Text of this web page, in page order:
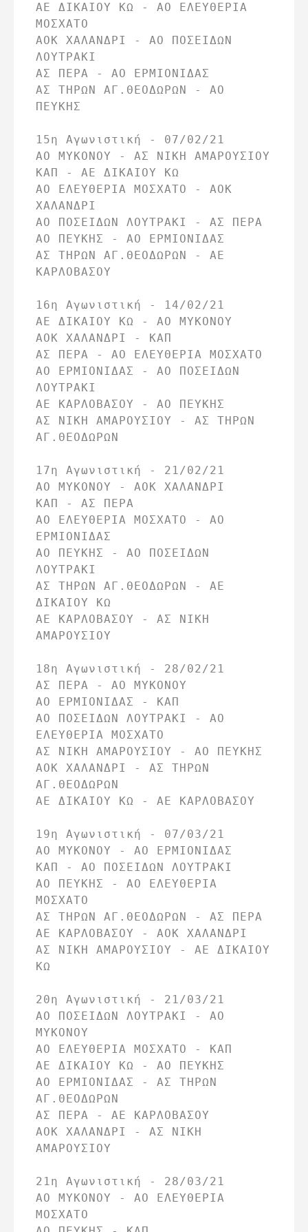
ΑΕ ΔΙΚΑΙΟΥ ΚΩ - ΑΟ ΕΛΕΥΘΕΡΙΑ
ΜΟΣΧΑΤΟ
ΑΟΚ ΧΑΛΑΝΔΡΙ - ΑΟ ΠΟΣΕΙΔΩΝ
ΛΟΥΤΡΑΚΙ
ΑΣ ΠΕΡΑ - ΑΟ ΕΡΜΙΟΝΙΔΑΣ
ΑΣ ΤΗΡΩΝ ΑΓ.ΘΕΟΔΩΡΩΝ - ΑΟ
ΠΕΥΚΗΣ
15η Αγωνιστική - 07/02/21
ΑΟ ΜΥΚΟΝΟΥ - ΑΣ ΝΙΚΗ ΑΜΑΡΟΥΣΙΟΥ
ΚΑΠ - ΑΕ ΔΙΚΑΙΟΥ ΚΩ
ΑΟ ΕΛΕΥΘΕΡΙΑ ΜΟΣΧΑΤΟ - ΑΟΚ
ΧΑΛΑΝΔΡΙ
ΑΟ ΠΟΣΕΙΔΩΝ ΛΟΥΤΡΑΚΙ - ΑΣ ΠΕΡΑ
ΑΟ ΠΕΥΚΗΣ - ΑΟ ΕΡΜΙΟΝΙΔΑΣ
ΑΣ ΤΗΡΩΝ ΑΓ.ΘΕΟΔΩΡΩΝ - ΑΕ
ΚΑΡΛΟΒΑΣΟΥ
16η Αγωνιστική - 14/02/21
ΑΕ ΔΙΚΑΙΟΥ ΚΩ - ΑΟ ΜΥΚΟΝΟΥ
ΑΟΚ ΧΑΛΑΝΔΡΙ - ΚΑΠ
ΑΣ ΠΕΡΑ - ΑΟ ΕΛΕΥΘΕΡΙΑ ΜΟΣΧΑΤΟ
ΑΟ ΕΡΜΙΟΝΙΔΑΣ - ΑΟ ΠΟΣΕΙΔΩΝ
ΛΟΥΤΡΑΚΙ
ΑΕ ΚΑΡΛΟΒΑΣΟΥ - ΑΟ ΠΕΥΚΗΣ
ΑΣ ΝΙΚΗ ΑΜΑΡΟΥΣΙΟΥ - ΑΣ ΤΗΡΩΝ
ΑΓ.ΘΕΟΔΩΡΩΝ
17η Αγωνιστική - 21/02/21
ΑΟ ΜΥΚΟΝΟΥ - ΑΟΚ ΧΑΛΑΝΔΡΙ
ΚΑΠ - ΑΣ ΠΕΡΑ
ΑΟ ΕΛΕΥΘΕΡΙΑ ΜΟΣΧΑΤΟ - ΑΟ
ΕΡΜΙΟΝΙΔΑΣ
ΑΟ ΠΕΥΚΗΣ - ΑΟ ΠΟΣΕΙΔΩΝ
ΛΟΥΤΡΑΚΙ
ΑΣ ΤΗΡΩΝ ΑΓ.ΘΕΟΔΩΡΩΝ - ΑΕ
ΔΙΚΑΙΟΥ ΚΩ
ΑΕ ΚΑΡΛΟΒΑΣΟΥ - ΑΣ ΝΙΚΗ
ΑΜΑΡΟΥΣΙΟΥ
18η Αγωνιστική - 28/02/21
ΑΣ ΠΕΡΑ - ΑΟ ΜΥΚΟΝΟΥ
ΑΟ ΕΡΜΙΟΝΙΔΑΣ - ΚΑΠ
ΑΟ ΠΟΣΕΙΔΩΝ ΛΟΥΤΡΑΚΙ - ΑΟ
ΕΛΕΥΘΕΡΙΑ ΜΟΣΧΑΤΟ
ΑΣ ΝΙΚΗ ΑΜΑΡΟΥΣΙΟΥ - ΑΟ ΠΕΥΚΗΣ
ΑΟΚ ΧΑΛΑΝΔΡΙ - ΑΣ ΤΗΡΩΝ
ΑΓ.ΘΕΟΔΩΡΩΝ
ΑΕ ΔΙΚΑΙΟΥ ΚΩ - ΑΕ ΚΑΡΛΟΒΑΣΟΥ
19η Αγωνιστική - 07/03/21
ΑΟ ΜΥΚΟΝΟΥ - ΑΟ ΕΡΜΙΟΝΙΔΑΣ
ΚΑΠ - ΑΟ ΠΟΣΕΙΔΩΝ ΛΟΥΤΡΑΚΙ
ΑΟ ΠΕΥΚΗΣ - ΑΟ ΕΛΕΥΘΕΡΙΑ
ΜΟΣΧΑΤΟ
ΑΣ ΤΗΡΩΝ ΑΓ.ΘΕΟΔΩΡΩΝ - ΑΣ ΠΕΡΑ
ΑΕ ΚΑΡΛΟΒΑΣΟΥ - ΑΟΚ ΧΑΛΑΝΔΡΙ
ΑΣ ΝΙΚΗ ΑΜΑΡΟΥΣΙΟΥ - ΑΕ ΔΙΚΑΙΟΥ
ΚΩ
20η Αγωνιστική - 21/03/21
ΑΟ ΠΟΣΕΙΔΩΝ ΛΟΥΤΡΑΚΙ - ΑΟ
ΜΥΚΟΝΟΥ
ΑΟ ΕΛΕΥΘΕΡΙΑ ΜΟΣΧΑΤΟ - ΚΑΠ
ΑΕ ΔΙΚΑΙΟΥ ΚΩ - ΑΟ ΠΕΥΚΗΣ
ΑΟ ΕΡΜΙΟΝΙΔΑΣ - ΑΣ ΤΗΡΩΝ
ΑΓ.ΘΕΟΔΩΡΩΝ
ΑΣ ΠΕΡΑ - ΑΕ ΚΑΡΛΟΒΑΣΟΥ
ΑΟΚ ΧΑΛΑΝΔΡΙ - ΑΣ ΝΙΚΗ
ΑΜΑΡΟΥΣΙΟΥ
21η Αγωνιστική - 28/03/21
ΑΟ ΜΥΚΟΝΟΥ - ΑΟ ΕΛΕΥΘΕΡΙΑ
ΜΟΣΧΑΤΟ